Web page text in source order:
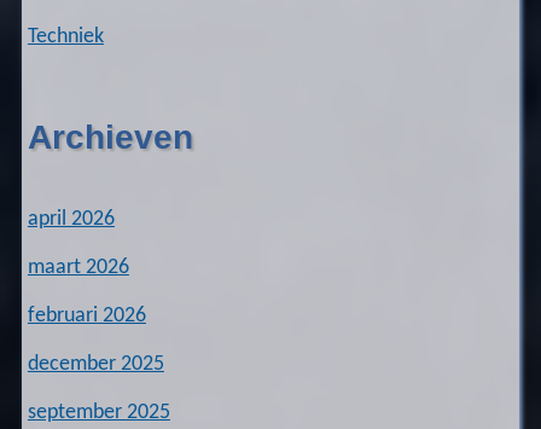
Techniek
Archieven
april 2026
maart 2026
februari 2026
december 2025
september 2025